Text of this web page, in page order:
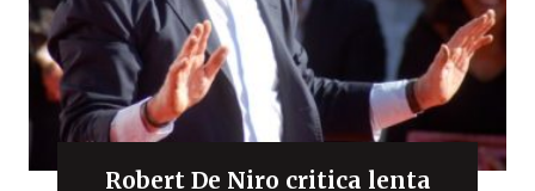
Robert De Niro critica lenta